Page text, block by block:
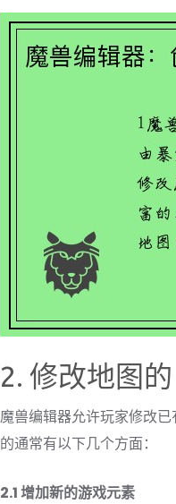
2. 修改地图
魔兽编辑器允许玩家修改
的通常有以下几个方面：
2.1 增加新的游戏元素